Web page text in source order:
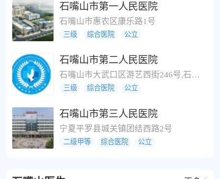
石嘴山市第一人民医院
石嘴山市惠农区康乐路1号
三级 综合医院 公立
石嘴山市第二人民医院
石嘴山市大武口区游艺西街246号,石嘴山市体育场对面
三级 综合医院 公立
石嘴山市第三人民医院
宁夏平罗县城关镇团结西路2号
二级甲等 综合医院 公立